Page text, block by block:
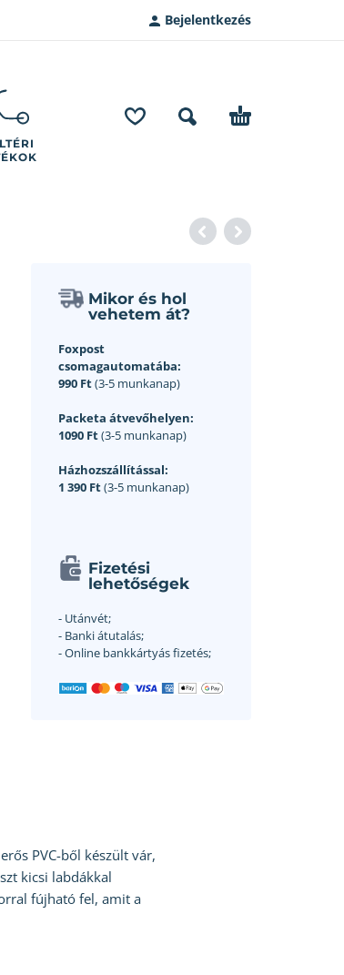
Bejelentkezés
Mikor és hol
vehetem át?
Foxpost
csomagautomatába:
990 Ft(3-5 munkanap)
Packeta átvevőhelyen:
1090 Ft(3-5 munkanap)
Házhozszállítással:
1 390 Ft(3-5 munkanap)
Fizetési
lehetőségek
- Utánvét;
- Banki átutalás;
- Online bankkártyás fizetés;
PVC-ből készült vár,
kicsi labdákkal
fújható fel, amit a